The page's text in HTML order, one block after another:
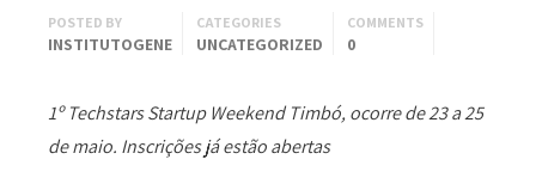
POSTED BY
INSTITUTOGENE
CATEGORIES
UNCATEGORIZED
COMMENTS
0
1º Techstars Startup Weekend Timbó, ocorre de 23 a 25
de maio. Inscrições já estão abertas